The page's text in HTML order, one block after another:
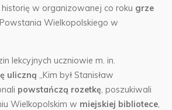
w organizowanej co roku grze
Wielkopolskiego w
lekcyjnych uczniowie m. in.
uliczną „Kim był Stanisław
powstańczą rozetkę, poszukiwali
Wielkopolskim w miejskiej bibliotece,